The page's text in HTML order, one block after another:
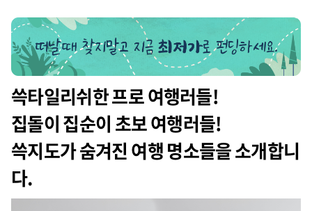
쓱타일리쉬한 프로 여행러들!
집돌이 집순이 초보 여행러들!
쓱지도가 숨겨진 여행 명소들을 소개합니
다.